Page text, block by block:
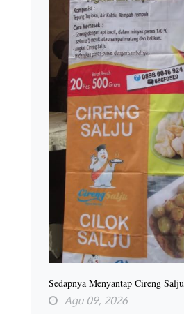
Sedapnya Menyantap Cireng Salju
Agu 09, 2026